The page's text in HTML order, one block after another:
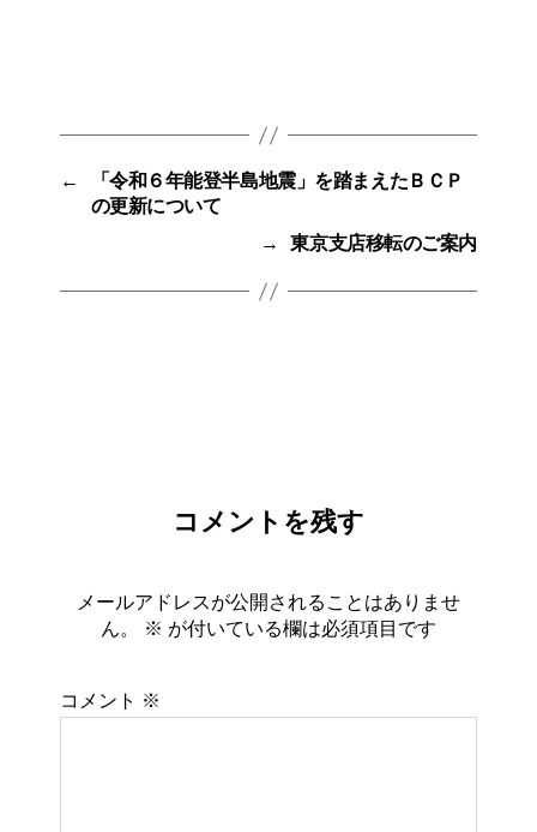
←
「令和６年能登半島地震」を踏まえたＢＣＰ
の更新について
→
東京支店移転のご案内
コメントを残す
メールアドレスが公開されることはありませ
ん。
※ が付いている欄は必須項目です
コメント ※